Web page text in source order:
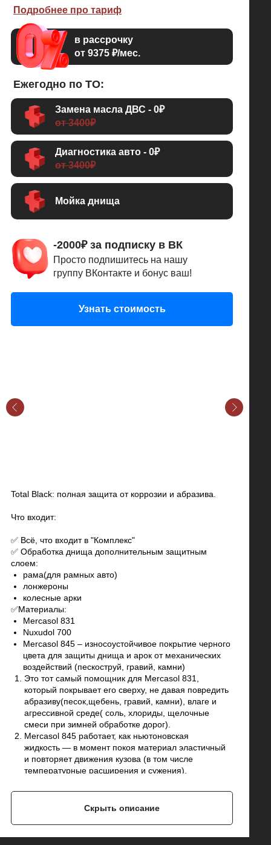
-2000₽ за подписку в ВК
Просто подпишитесь на нашу
группу ВКонтакте и бонус ваш!
Ежегодно по ТО:
Подробнее про тариф
Узнать стоимость
Мойка днища
Диагностика авто - 0₽
от 3400₽
в рассрочку
от 9375 ₽/мес.
Замена масла ДВС - 0₽
от 3400₽
Total Black: полная защита от коррозии и абразива.
Что входит:
✅ Всё, что входит в "Комплекс"
✅ Обработка днища дополнительным защитным
слоем:
рама(для рамных авто)
лонжероны
колесные арки
✅Материалы:
Mercasol 831
Nuxudol 700
Mercasol 845 – износоустойчивое покрытие черного
цвета для защиты днища и арок от механических
воздействий (пескоструй, гравий, камни)
Это тот самый помощник для Mercasol 831,
который покрывает его сверху, не давая повредить
абразиву(песок,щебень, гравий, камни), влаге и
агрессивной среде( соль, хлориды, щелочные
смеси при зимней обработке дорог).
Mercasol 845 работает, как ньютоновская
жидкость — в момент покоя материал эластичный
и повторяет движения кузова (в том числе
температурные расширения и сужения),
становится упругим.
Имеет свойство самовосстановления, то есть
пока их обнаружат.
Материал зимой не трескается, летом не течет.
Скрыть описание